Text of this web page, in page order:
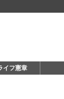
イフ憲章